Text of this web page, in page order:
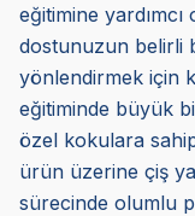
eğitimine
dostunuzun belirli
yönlendirmek için
eğitiminde büyük
özel kokulara
ürün üzerine çiş
sürecinde olumlu